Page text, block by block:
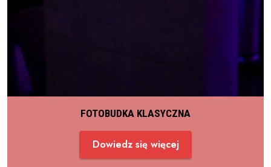
FOTOBUDKA KLASYCZNA
Dowiedz się więcej